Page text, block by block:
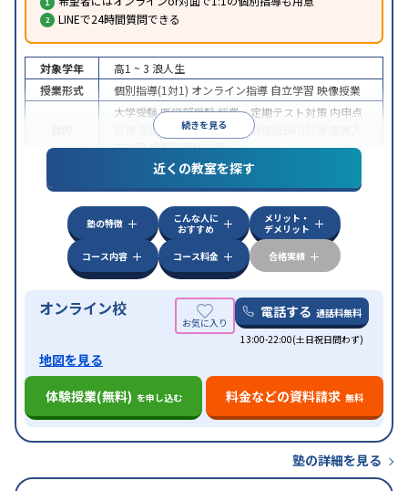
LINEで24時間質問できる
続きを見る
対象学年 高1 ~ 3 浪人生
授業形式
個別指導(1対1) オンライン指導 自立学習 映像授業
大学受験医学部受験授業・定期テスト対策 内申点
学習習慣の定着 総合型選抜(旧AO)対策
試対策学校別特化対策
特徴
中高一貫校生に対応授業の振替可能
学習にPC・タブレットを利用オンライン対応1
科目から受講可能
近くの教室を探す
塾の特徴
こんな人に
おすすめ
メリット・
デメリット
コース内容
コース料金 合格実績
オンライン校 電話する 通話料無料
13:00-22:00(土日祝日問わず)
地図を見る
体験授業(無料) を申し込む 料金などの資料請求 無料
塾の詳細を見る